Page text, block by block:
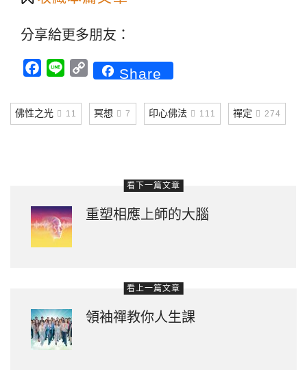
分享給更多朋友：
Facebook
Line CopyShare
佛性之光 11 冥想 7 印心佛法 111 禪定 274
看下一篇文章
重塑相應上師的大腦
看上一篇文章
領袖禪教你人生課